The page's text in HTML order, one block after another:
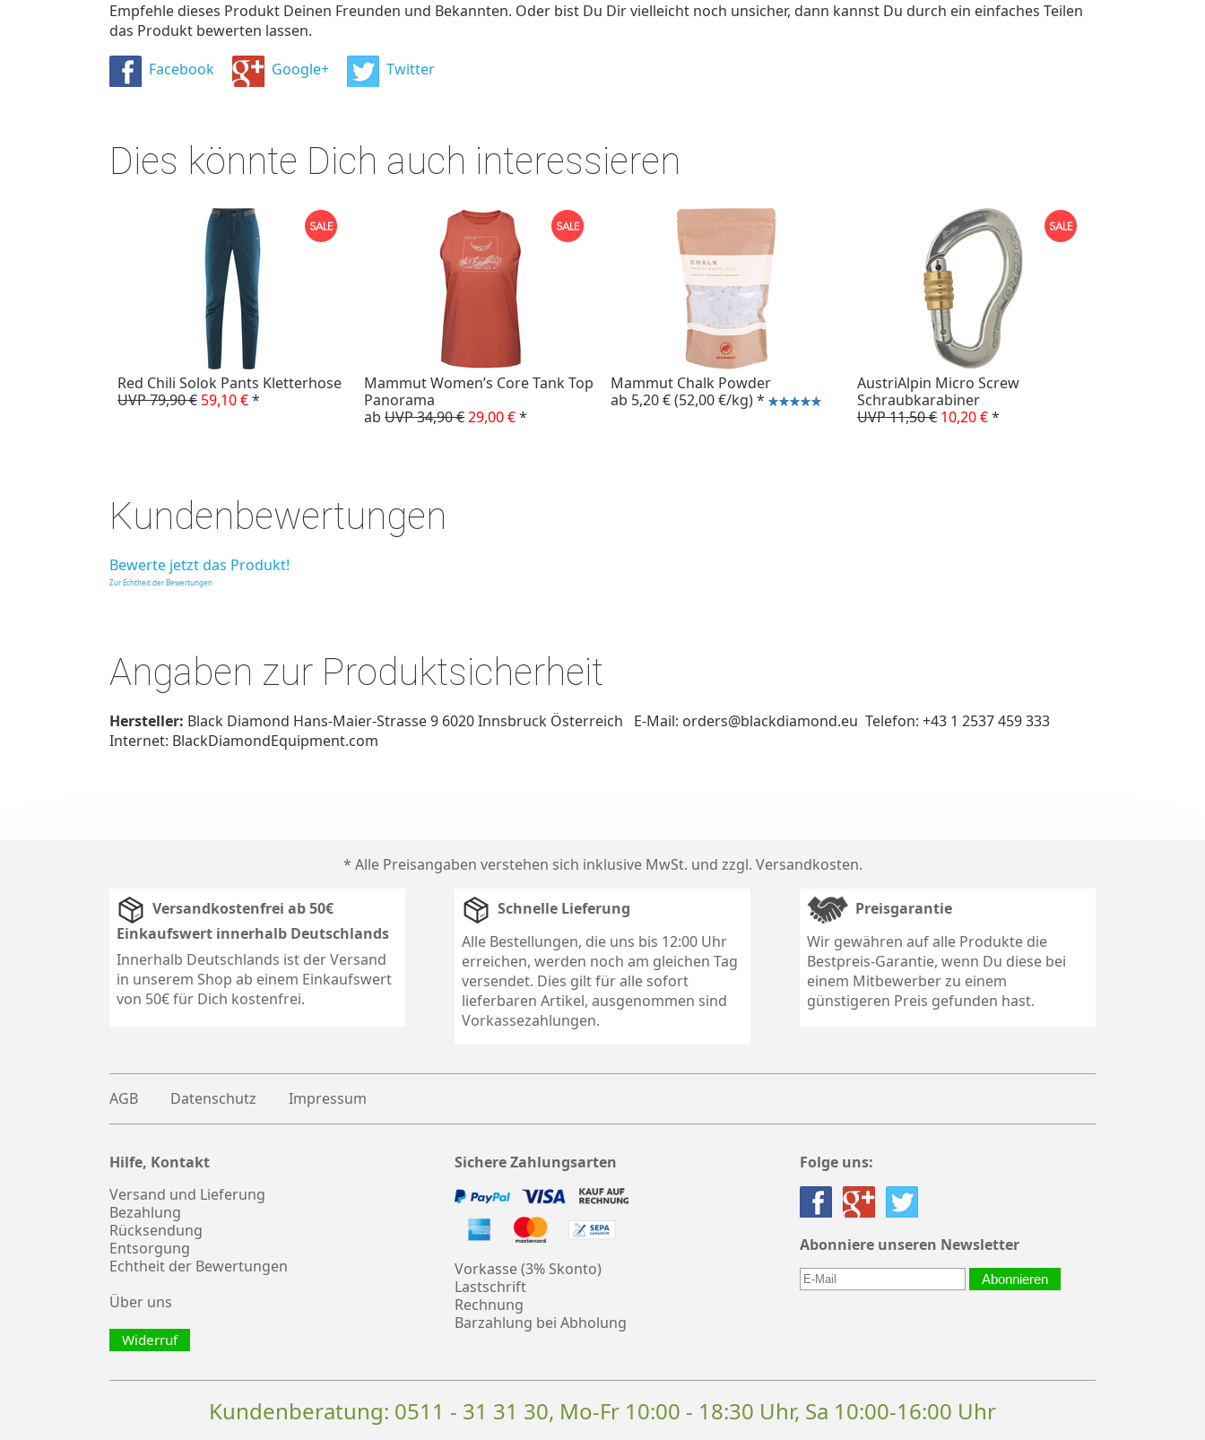
Empfehle dieses Produkt Deinen Freunden und Bekannten. Oder bist Du Dir vielleicht noch unsicher, dann kannst Du durch ein einfaches Teilen
das Produkt bewerten lassen.
Facebook
Google+ Twitter
Dies könnte Dich auch interessieren
Red Chili Solok Pants Kletterhose
UVP 79,90 € 59,10 €*
Mammut Women’s Core Tank Top
Panorama
ab UVP 34,90 €29,00 €*
Mammut Chalk Powder
ab 5,20 €(52,00 €/kg)*
AustriAlpin Micro Screw
Schraubkarabiner
UVP 11,50 € 10,20 €*
Kundenbewertungen
Bewerte jetzt das Produkt!
Zur Echtheit der Bewertungen
Angaben zur Produktsicherheit
Hersteller: Black Diamond Hans-Maier-Strasse 9 6020 Innsbruck Österreich E-Mail: orders@blackdiamond.eu Telefon: +43 1 2537 459 333
Internet: BlackDiamondEquipment.com
* Alle Preisangaben verstehen sich inklusive MwSt. und zzgl. Versandkosten.
Versandkostenfrei ab 50€
Einkaufswert innerhalb Deutschlands
Innerhalb Deutschlands ist der Versand
in unserem Shop ab einem Einkaufswert
von 50€ für Dich kostenfrei.
Schnelle Lieferung
Alle Bestellungen, die uns bis 12:00 Uhr
erreichen, werden noch am gleichen Tag
versendet. Dies gilt für alle sofort
lieferbaren Artikel, ausgenommen sind
Vorkassezahlungen.
Preisgarantie
Wir gewähren auf alle Produkte die
Bestpreis-Garantie, wenn Du diese bei
einem Mitbewerber zu einem
günstigeren Preis gefunden hast.
AGB Datenschutz Impressum
Hilfe, Kontakt
Versand und Lieferung
Bezahlung
Rücksendung
Entsorgung
Echtheit der Bewertungen
Über uns
Widerruf
Sichere Zahlungsarten
Vorkasse (3% Skonto)
Lastschrift
Rechnung
Barzahlung bei Abholung
Folge uns:
Abonniere unseren Newsletter
Abonnieren
Kundenberatung: 0511 - 31 31 30, Mo-Fr 10:00 - 18:30 Uhr, Sa 10:00-16:00 Uhr